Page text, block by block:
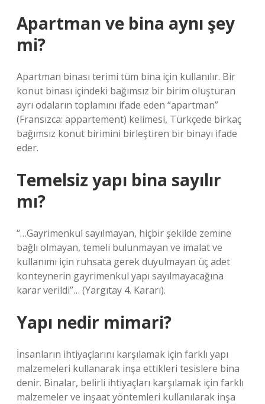
Apartman ve bina aynı şey
mi?
Apartman binası terimi tüm bina için kullanılır. Bir
konut binası içindeki bağımsız bir birim oluşturan
ayrı odaların toplamını ifade eden “apartman”
(Fransızca: appartement) kelimesi, Türkçede birkaç
bağımsız konut birimini birleştiren bir binayı ifade
eder.
Temelsiz yapı bina sayılır
mı?
“…Gayrimenkul sayılmayan, hiçbir şekilde zemine
bağlı olmayan, temeli bulunmayan ve imalat ve
kullanımı için ruhsata gerek duyulmayan üç adet
konteynerin gayrimenkul yapı sayılmayacağına
karar verildi”… (Yargıtay 4. Kararı).
Yapı nedir mimari?
İnsanların ihtiyaçlarını karşılamak için farklı yapı
malzemeleri kullanarak inşa ettikleri tesislere bina
denir. Binalar, belirli ihtiyaçları karşılamak için farklı
malzemeler ve inşaat yöntemleri kullanılarak inşa